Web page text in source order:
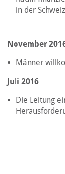
in der
November
Männer
Juli 2016
Die Leitung